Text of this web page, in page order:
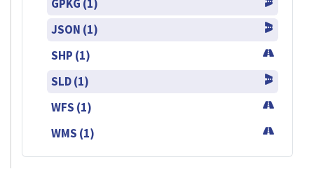
GPKG (1)
JSON (1)
SHP (1)
SLD (1)
WFS (1)
WMS (1)